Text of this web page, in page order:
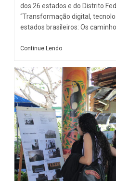
dos 26 estados e do Distrito
“Transformação digital,
estados brasileiros: Os
Continue Lendo